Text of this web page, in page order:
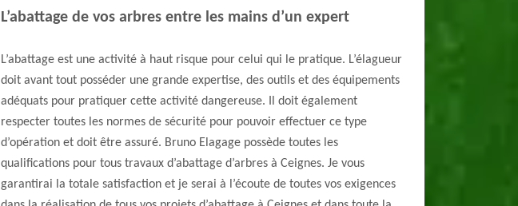
L’abattage de vos arbres entre les mains d’un expert
L’abattage est une activité à haut risque pour celui qui le pratique. L’élagueur
doit avant tout posséder une grande expertise, des outils et des équipements
adéquats pour pratiquer cette activité dangereuse. Il doit également
respecter toutes les normes de sécurité pour pouvoir effectuer ce type
d’opération et doit être assuré. Bruno Elagage possède toutes les
qualifications pour tous travaux d’abattage d’arbres à Ceignes. Je vous
garantirai la totale satisfaction et je serai à l’écoute de toutes vos exigences